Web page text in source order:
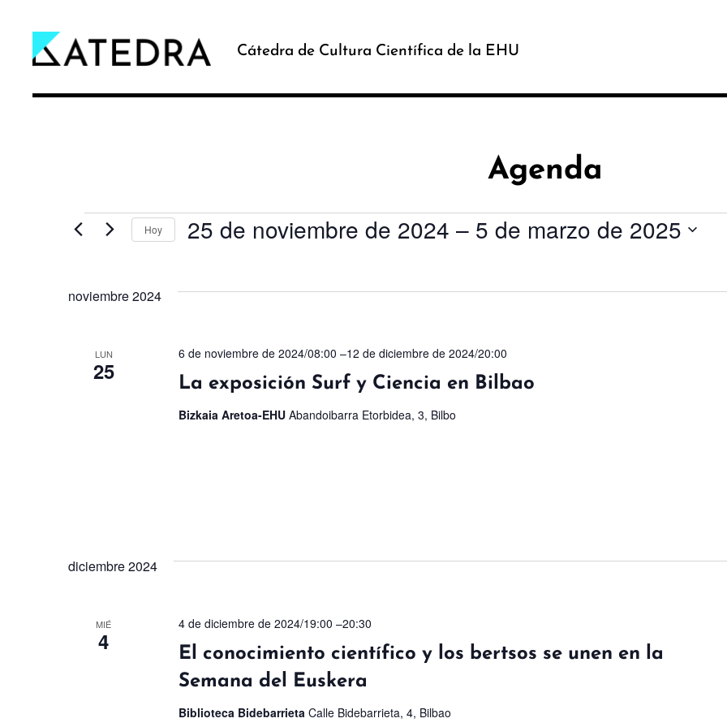
Cátedra de Cultura Científica de la EHU
Agenda
Eventos
Hoy 25 de noviembre de 2024 – 5 de marzo de 2025
noviembre 2024
LUN
25
6 de noviembre de 2024/08:00 –12 de diciembre de 2024/20:00
La exposición Surf y Ciencia en Bilbao
Bizkaia Aretoa-EHU Abandoibarra Etorbidea, 3, Bilbo
diciembre 2024
MIÉ
4
4 de diciembre de 2024/19:00 –20:30
El conocimiento científico y los bertsos se unen en la
Semana del Euskera
Biblioteca Bidebarrieta Calle Bidebarrieta, 4, Bilbao